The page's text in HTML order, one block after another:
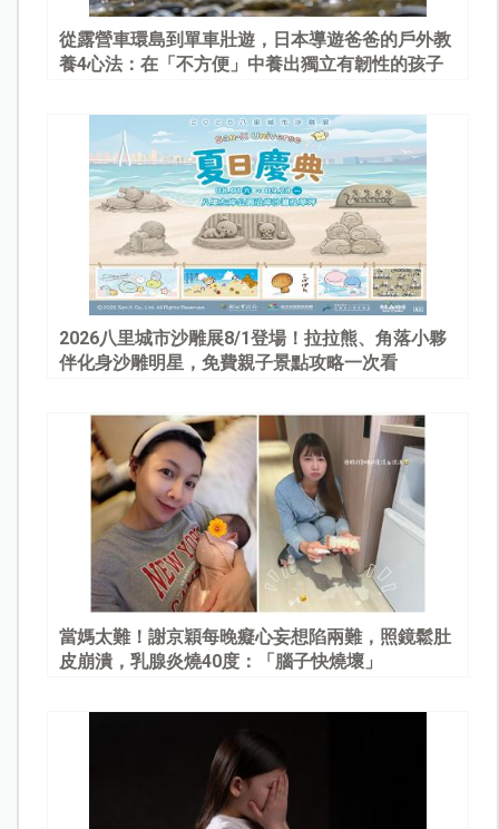
從露營車環島到單車壯遊，日本導遊爸爸的戶外教
養4心法：在「不方便」中養出獨立有韌性的孩子
2026八里城市沙雕展8/1登場！拉拉熊、角落小夥
伴化身沙雕明星，免費親子景點攻略一次看
當媽太難！謝京穎每晚癡心妄想陷兩難，照鏡鬆肚
皮崩潰，乳腺炎燒40度：「腦子快燒壞」